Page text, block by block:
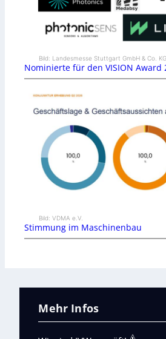
Bild: Landesmesse Stuttgart GmbH & Co. KG
Nominierte für den VISION Award
Bild: VDMA e.V.
Stimmung im Maschinenbau
Mehr Infos